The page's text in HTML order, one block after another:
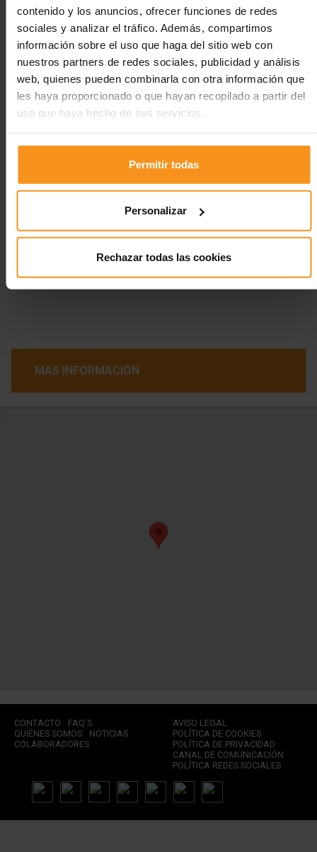
contenido y los anuncios, ofrecer funciones de redes
sociales y analizar el tráfico. Además, compartimos
información sobre el uso que haga del sitio web con
nuestros partners de redes sociales, publicidad y análisis
web, quienes pueden combinarla con otra información que
les haya proporcionado o que hayan recopilado a partir del
uso que haya hecho de sus servicios.
Permitir todas
Personalizar
Rechazar todas las cookies
esta situado a 65 km. de Barcelona, 155 km. de
Tarragona, 70 km. de Girona y 155 km. de Lleida.
Edificio nuevo y moderno, abierto como residencia
universitaria en octubre de 1994. Se compone de dos
alas, un eje central orientado a los Pirineos que sirve
de distribuidor y espacios de comunicación en el resto
del edificio.
Galería de imágenes
MAS INFORMACIÓN
CONTACTO
FAQ’S
QUIÉNES SOMOS
NOTICIAS
COLABORADORES
AVISO LEGAL
POLÍTICA DE COOKIES
POLÍTICA DE PRIVACIDAD
CANAL DE COMUNICACIÓN
POLÍTICA REDES SOCIALES